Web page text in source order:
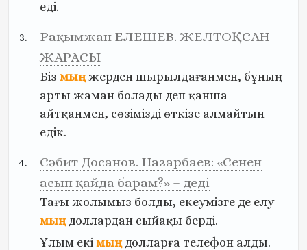
еді.
Рақымжан ЕЛЕШЕВ. ЖЕЛТОҚСАН
ЖАРАСЫ
Біз мың жерден шырылдағанмен, бұның
арты жаман болады деп қанша
айтқанмен, сөзімізді өткізе алмайтын
едік.
Сәбит Досанов. Назарбаев: «Сенен
асып қайда барам?» – деді
Тағы жолымыз болды, екеумізге де елу
мың доллардан сыйақы берді.
Ұлым екі мың долларға телефон алды.